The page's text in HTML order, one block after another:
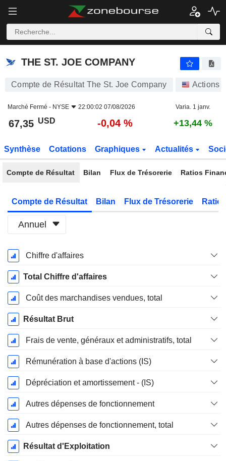
THE ST. JOE COMPANY
THE ST. JOE COMPANY
Compte de Résultat The St. Joe Company Actions
Marché Fermé - NYSE 22:00:02 07/08/2026 Varia. 1 janv.
67,35 USD -0,04 % +13,44 %
Synthèse Cotations Graphiques Actualités
Compte de Résultat Bilan Flux de Trésorerie Ratios
Compte de Résultat Bilan Flux de Trésorerie
Annuel
Période
Fiscale:
Décembre
Chiffre d'affaires
Total Chiffre d'affaires
Coût des marchandises vendues, total
Résultat Brut
Frais de vente, généraux et administratifs, total
Rémunération à base d'actions (IS)
Dépréciation et amortissement - (IS)
Autres dépenses de fonctionnement
Autres dépenses de fonctionnement, total
Résultat d'Exploitation